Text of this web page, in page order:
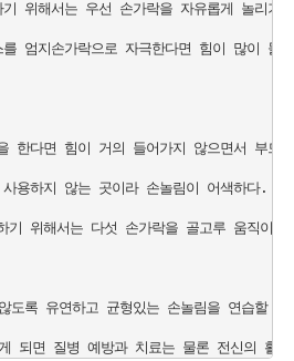
기 위해서는 우선 손가락을 자유롭게 놀리
를 엄지손가락으로 자극한다면 힘이 많이 들
한다면 힘이 거의 들어가지 않으면서 부
용하지 않는 곳이라 손놀림이 어색하다.
기 위해서는 다섯 손가락을 골고루 움직이
도록 유연하고 균형있는 손놀림을 연습할